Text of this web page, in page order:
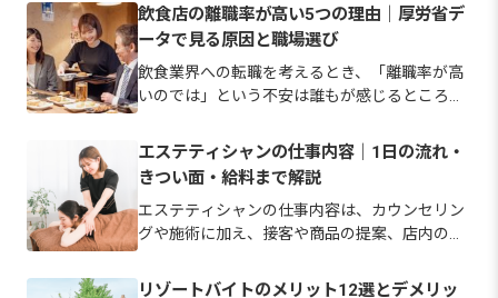
こられる“宮島の我が家”」というスローガンを
掲げ、訪れるお客様を「お帰りなさい」と温か
く迎え入れてきた宿です。 …
飲食店の離職率が高い5つの理由｜厚労省デ
ータで見る原因と職場選び
飲食業界への転職を考えるとき、「離職率が高
いのでは」という不安は誰もが感じるところで
令和6年で25.1%と、全産業平均より高い水準に
あります。 ただし、その背景にある理由は労働
時間や休日、賃金など…
エステティシャンの仕事内容｜1日の流れ・
きつい面・給料まで解説
エステティシャンの仕事内容は、カウンセリン
グや施術に加え、接客や商品の提案、店内の衛
容師のような必須の国家資格はなく、未経験か
リゾートバイトのメリット12選とデメリッ